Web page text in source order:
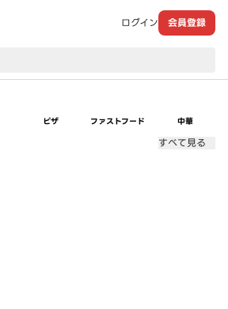
ログイン 会員登録
ピザ ファストフード 中華
すべて見る